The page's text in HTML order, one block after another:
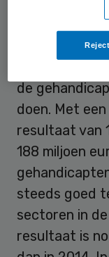
Positief
de
doen. Met
resultaat van
188 miljoen
steeds goed
sectoren in
resultaat is